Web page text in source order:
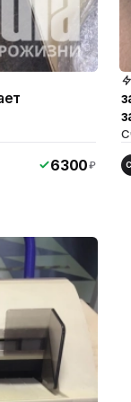
6300₽